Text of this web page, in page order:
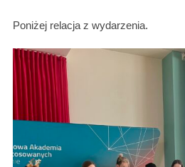
Poniżej relacja z wydarzenia.